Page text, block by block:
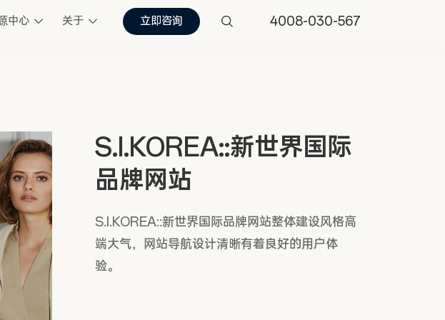
中心 关于 立即咨询 4008-030-567
S.I.KOREA::新世界国际
品牌网站
S.I.KOREA::新世界国际品牌网站整体建设风格高
端大气，网站导航设计清晰有着良好的用户体
验。